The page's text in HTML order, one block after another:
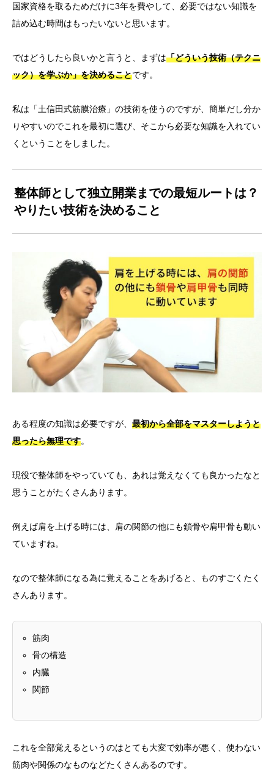
国家資格を取るためだけに3年を費やして、必要ではない知識を
詰め込む時間はもったいないと思います。
ではどうしたら良いかと言うと、まずは「どういう技術（テクニ
ック）を学ぶか」を決めることです。
私は「土信田式筋膜治療」の技術を使うのですが、簡単だし分か
りやすいのでこれを最初に選び、そこから必要な知識を入れてい
くということをしました。
整体師として独立開業までの最短ルートは？
やりたい技術を決めること
ある程度の知識は必要ですが、 最初から全部をマスターしようと
思ったら無理です。
現役で整体師をやっていても、あれは覚えなくても良かったなと
思うことがたくさんあります。
例えば肩を上げる時には、肩の関節の他にも鎖骨や肩甲骨も動い
ていますね。
なので整体師になる為に覚えることをあげると、ものすごくたく
さんあります。
筋肉
骨の構造
内臓
関節
これを全部覚えるというのはとても大変で効率が悪く、使わない
筋肉や関係のなものなどたくさんあるのです。